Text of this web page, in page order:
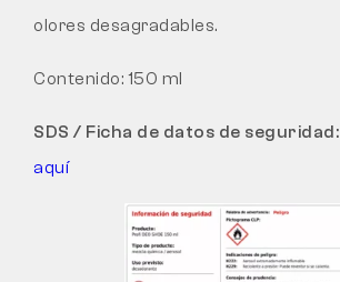
olores desagradables.
Contenido: 150 ml
SDS / Ficha de datos de seguridad:
aquí